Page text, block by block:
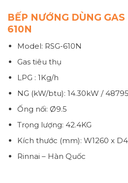
BẾP NƯỚNG DÙNG
610N
Model: RSG-610N
Gas tiêu thụ
LPG : 1Kg/h
NG (kW/btu): 14.30kW /
Ống nối: Ø9.5
Trọng lượng: 42.4KG
Kích thước (mm): W1260 x
Rinnai – Hàn Quốc